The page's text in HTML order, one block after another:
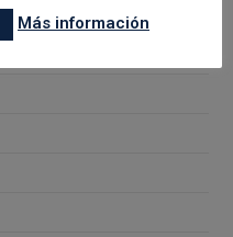
Más información